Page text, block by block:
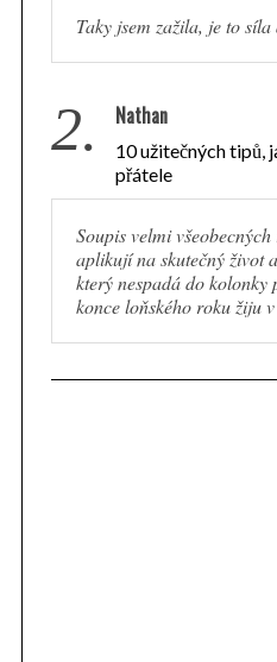
Taky jsem zažila, je to síla
2. Nathan
10 užitečných tipů,
přátele
Soupis velmi
aplikují na skutečný život
který nespadá do kolonky
konce loňského roku žiju
e
r
h
f
o